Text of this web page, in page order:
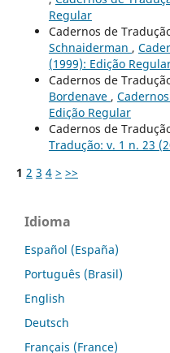
Regular
Cadernos de
Schnaiderman ,
(1999): Edição
Cadernos de
Bordenave ,
Edição Regular
Cadernos de
Tradução: v. 1 n. 23
1 2 3 4 > >>
Idioma
Español (España)
Português (Brasil)
English
Deutsch
Français (France)